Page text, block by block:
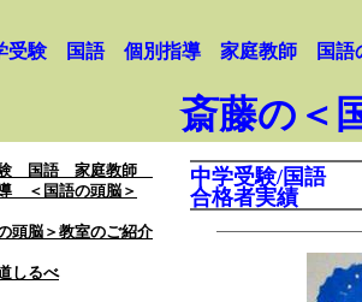
受験 国語 個別指導 家庭教師 国語
斎藤の＜
験 国語 家庭教師
＜国語の頭脳＞
頭脳＞教室のご紹介
しるべ
中学受験/国語
合格者実績